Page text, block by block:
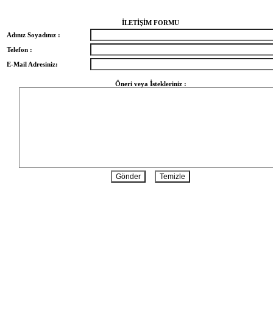
İLETİŞİM FORMU
Adınız Soyadınız :
Telefon :
E-Mail Adresiniz:
Öneri veya İstekleriniz :